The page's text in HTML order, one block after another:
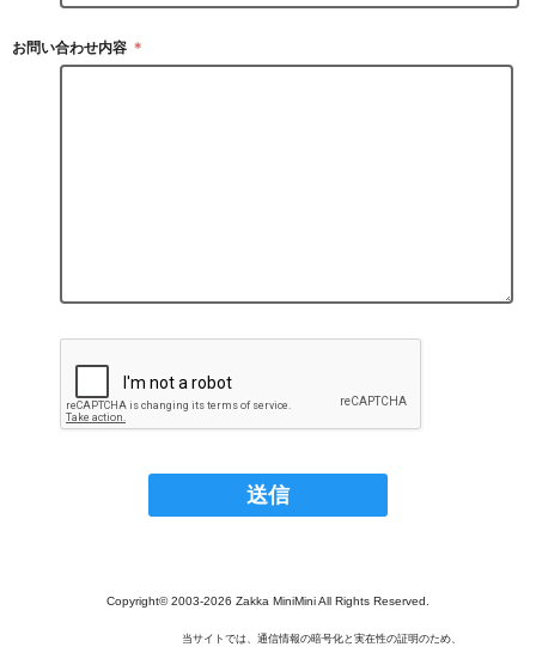
お問い合わせ内容 ＊
Copyright© 2003‐2026 Zakka MiniMini All Rights Reserved.
当サイトでは、通信情報の暗号化と実在性の証明のため、